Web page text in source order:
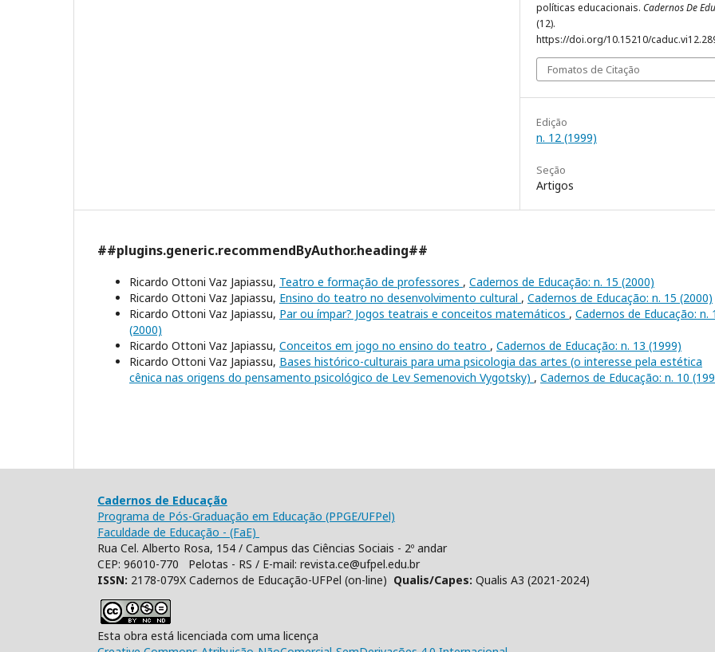
políticas educacionais. Cadernos De
(12).
https://doi.org/10.15210/
Fomatos de Citação
Edição
n. 12 (1999)
Seção
Artigos
##plugins.generic.recommendByAuthor.heading##
Ricardo Ottoni Vaz Japiassu, Teatro e formação de professores , Cadernos de Educação: n. 15 (2000)
Ricardo Ottoni Vaz Japiassu, Ensino do teatro no desenvolvimento cultural , Cadernos de Educação: n. 15 (2000)
Ricardo Ottoni Vaz Japiassu, Par ou ímpar? Jogos teatrais e conceitos matemáticos , Cadernos de Educação: n.
(2000)
Ricardo Ottoni Vaz Japiassu, Conceitos em jogo no ensino do teatro , Cadernos de Educação: n. 13 (1999)
Ricardo Ottoni Vaz Japiassu, Bases histórico-culturais para uma psicologia das artes (o interesse pela estética
cênica nas origens do pensamento psicológico de Lev Semenovich Vygotsky) , Cadernos de Educação: n. 10
Cadernos de Educação
Programa de Pós-Graduação em Educação (PPGE/UFPel)
Faculdade de Educação - (FaE)
Rua Cel. Alberto Rosa, 154 / Campus das Ciências Sociais - 2º andar
CEP: 96010-770 Pelotas - RS / E-mail: revista.ce@ufpel.edu.br
ISSN: 2178-079X Cadernos de Educação-UFPel (on-line) Qualis/Capes: Qualis A3 (2021-2024)
Esta obra está licenciada com uma licença